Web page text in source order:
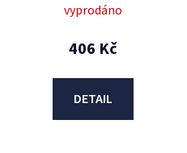
vyprodáno
406 Kč
DETAIL